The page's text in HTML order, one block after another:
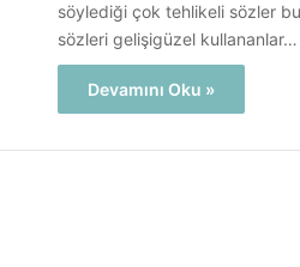
söylediği çok tehlikeli sözler
sözleri gelişigüzel kullananlar…
Devamını Oku »